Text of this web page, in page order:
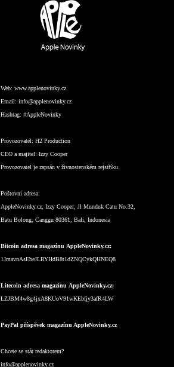
Web: www.applenovinky.cz
Email: info@applenovinky.cz
Hashtag: #AppleNovinky
Provozovatel: H2 Production
CEO a majitel: Izzy Cooper
Provozovatel je zapsán v živnostenském rejstříku.
Poštovní adresa:
AppleNovinky.cz, Izzy Cooper, Jl Munduk Catu No.32,
Batu Bolong, Canggu 80361, Bali, Indonesia
Bitcoin adresa magazínu AppleNovinky.cz:
1JmavnAsEbeJLRYHdB8t1dZNQCykQHNEQ8
Litecoin adresa magazínu AppleNovinky.cz:
LZJBM4w8g4jxA8KUoV91wKEbfjy3afR4LW
PayPal příspěvek magazínu AppleNovinky.cz
Chcete se stát redaktorem?
info@applenovinky.cz